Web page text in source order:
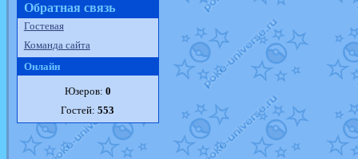
Обратная связь
Гостевая
Команда сайта
Онлайн
Юзеров: 0
Гостей:553